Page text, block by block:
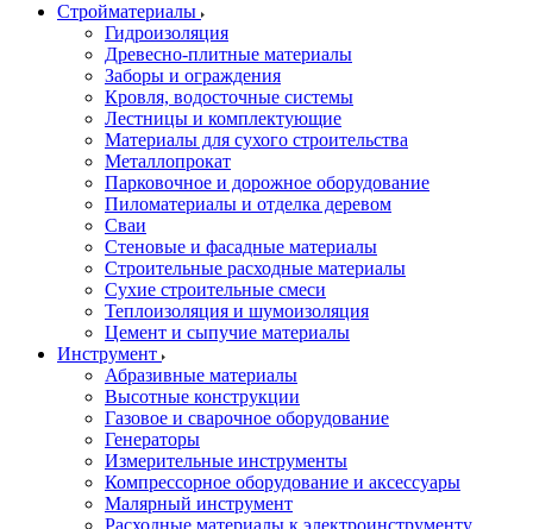
Стройматериалы
Гидроизоляция
Древесно-плитные материалы
Заборы и ограждения
Кровля, водосточные системы
Лестницы и комплектующие
Материалы для сухого строительства
Металлопрокат
Парковочное и дорожное оборудование
Пиломатериалы и отделка деревом
Сваи
Стеновые и фасадные материалы
Строительные расходные материалы
Сухие строительные смеси
Теплоизоляция и шумоизоляция
Цемент и сыпучие материалы
Инструмент
Абразивные материалы
Высотные конструкции
Газовое и сварочное оборудование
Генераторы
Измерительные инструменты
Компрессорное оборудование и аксессуары
Малярный инструмент
Расходные материалы к электроинструменту